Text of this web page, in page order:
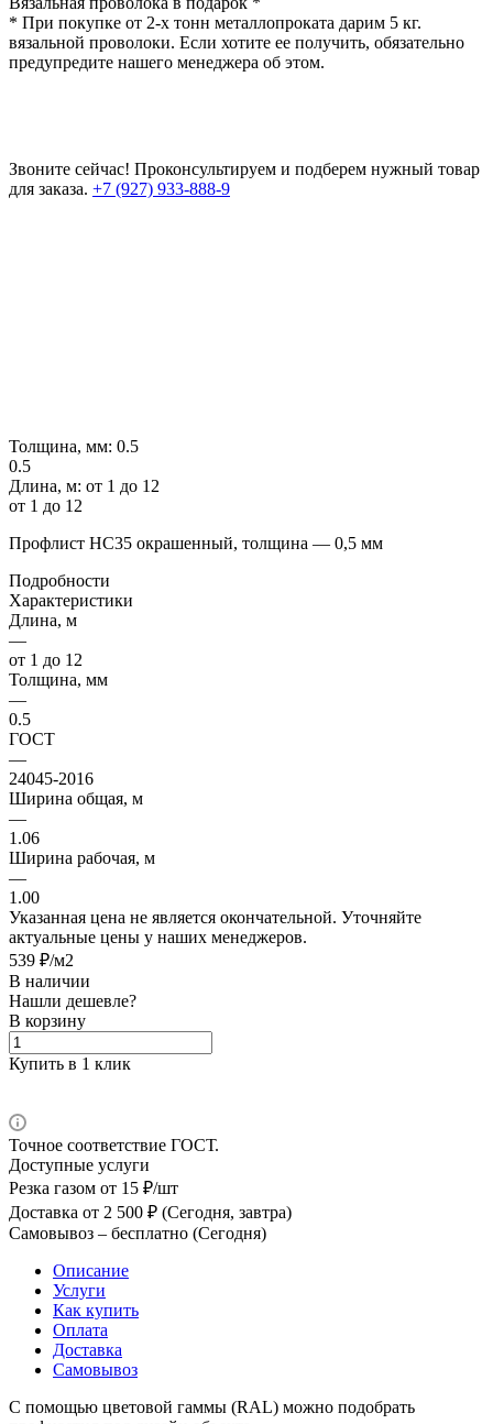
* При покупке от 2-х тонн металлопроката дарим 5 кг.
вязальной проволоки. Если хотите ее получить, обязательно
предупредите нашего менеджера об этом.
Звоните сейчас! Проконсультируем и подберем нужный товар
для заказа. +7 (927) 933-888-9
Толщина, мм: 0.5
0.5
Длина, м: от 1 до 12
от 1 до 12
Профлист НС35 окрашенный, толщина — 0,5 мм
Подробности
Характеристики
Длина, м
—
от 1 до 12
Толщина, мм
—
0.5
ГОСТ
—
24045-2016
Ширина общая, м
—
1.06
Ширина рабочая, м
—
1.00
Указанная цена не является окончательной. Уточняйте
актуальные цены у наших менеджеров.
539 ₽/м2
В наличии
Нашли дешевле?
В корзину
Купить в 1 клик
Точное соответствие ГОСТ.
Доступные услуги
Резка газом от 15 ₽/шт
Доставка от 2 500 ₽ (Сегодня, завтра)
Самовывоз – бесплатно (Сегодня)
Описание
Услуги
Как купить
Оплата
Доставка
Самовывоз
С помощью цветовой гаммы (RAL) можно подобрать